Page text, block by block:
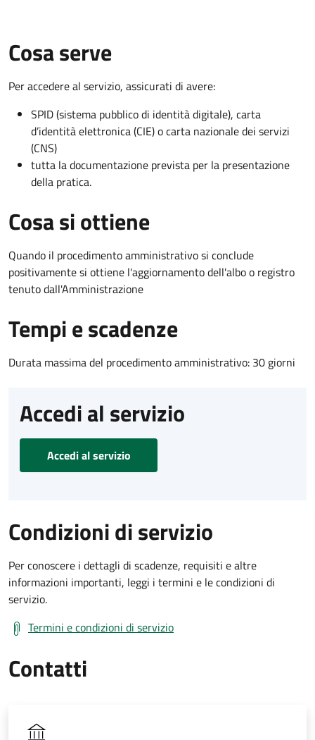
Cosa serve
Per accedere al servizio, assicurati di avere:
SPID (sistema pubblico di identità digitale), carta
d’identità elettronica (CIE) o carta nazionale dei servizi
(CNS)
tutta la documentazione prevista per la presentazione
della pratica.
Cosa si ottiene
Quando il procedimento amministrativo si conclude
positivamente si ottiene l'aggiornamento dell'albo o registro
tenuto dall'Amministrazione
Tempi e scadenze
Durata massima del procedimento amministrativo: 30 giorni
Accedi al servizio
Accedi al servizio
Condizioni di servizio
Per conoscere i dettagli di scadenze, requisiti e altre
informazioni importanti, leggi i termini e le condizioni di
servizio.
Termini e condizioni di servizio
Contatti